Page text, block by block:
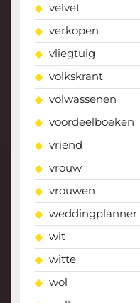
velvet
verkopen
vliegtuig
volkskrant
volwassenen
voordeelboeken
vriend
vrouw
vrouwen
weddingplanner
wit
witte
wol